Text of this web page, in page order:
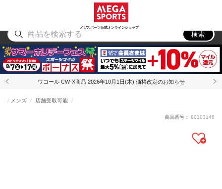
メガスポーツ公式オンラインショップ
アウトドア
検索
ワコール CW-X商品 2026年10月1日(木) 価格改定のお知らせ
メンズ 店舗受取可能
商品番号： 80103146